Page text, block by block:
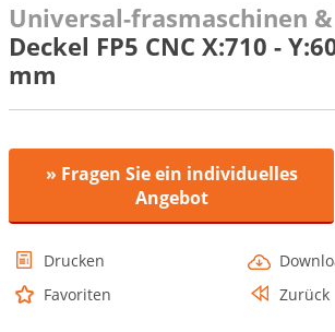
Universal-frasmaschinen &
Deckel FP5 CNC X:710 -
mm
» Fragen Sie ein individuelles
Angebot
Drucken
Favoriten
Zurück